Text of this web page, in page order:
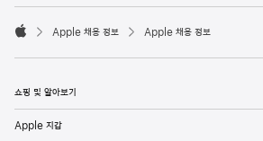
o
e

p
l
Apple 채용 정보 Apple 채용 정보
쇼핑 및 알아보기
Apple 지갑